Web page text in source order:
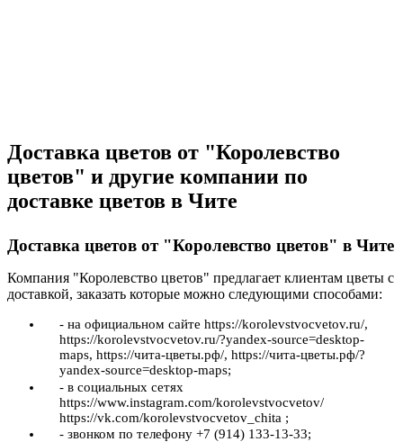
Доставка цветов от "Королевство
цветов" и другие компании по
доставке цветов в Чите
Доставка цветов от "Королевство цветов" в Чите
Компания "Королевство цветов" предлагает клиентам цветы с
доставкой, заказать которые можно следующими способами:
- на официальном сайте https://korolevstvocvetov.ru/,
https://korolevstvocvetov.ru/?yandex-source=desktop-
maps, https://чита-цветы.рф/, https://чита-цветы.рф/?
yandex-source=desktop-maps;
- в социальных сетях
https://www.instagram.com/korolevstvocvetov/
https://vk.com/korolevstvocvetov_chita ;
- звонком по телефону +7 (914) 133-13-33;